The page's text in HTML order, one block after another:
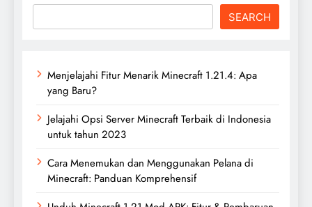
SEARCH
Menjelajahi Fitur Menarik Minecraft 1.21.4: Apa
yang Baru?
Jelajahi Opsi Server Minecraft Terbaik di Indonesia
untuk tahun 2023
Cara Menemukan dan Menggunakan Pelana di
Minecraft: Panduan Komprehensif